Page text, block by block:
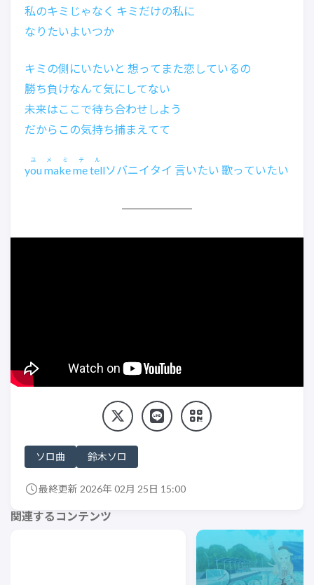
私のキミじゃなく キミだけの私に
なりたいよいつか
キミの側にいたいと 想ってまた恋しているの
勝ち負けなんて気にしてない
未来はここで待ち合わせしよう
だからこの気持ち捕まえてて
you make me tell
ユメミテル
ソバニイタイ 言いたい 歌っていたい
ソロ曲 鈴木ソロ
最終更新 2026年 02月 25日 15:00
関連するコンテンツ